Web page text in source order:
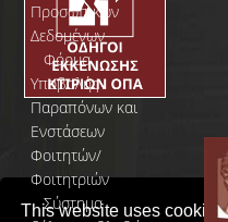
This website uses
Προσωπικών
Δεδομένων
Φόρμα
Yποβολής
Παραπόνων και
Ενστάσεων
Φοιτητών/
Φοιτητριών
>Σύστημα